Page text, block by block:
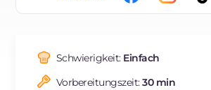
FR
NL
Schwierigkeit: Einfach
Vorbereitungszeit:30 min